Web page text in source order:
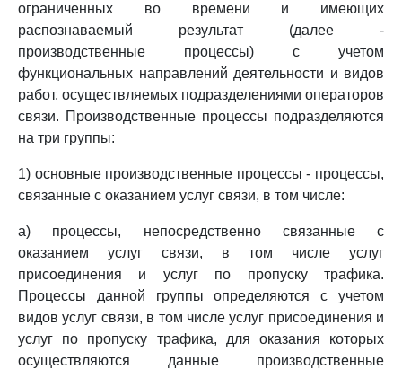
ограниченных во времени и имеющих
распознаваемый результат (далее -
производственные процессы) с учетом
функциональных направлений деятельности и видов
работ, осуществляемых подразделениями операторов
связи. Производственные процессы подразделяются
на три группы:
1) основные производственные процессы - процессы,
связанные с оказанием услуг связи, в том числе:
а) процессы, непосредственно связанные с
оказанием услуг связи, в том числе услуг
присоединения и услуг по пропуску трафика.
Процессы данной группы определяются с учетом
видов услуг связи, в том числе услуг присоединения и
услуг по пропуску трафика, для оказания которых
осуществляются данные производственные